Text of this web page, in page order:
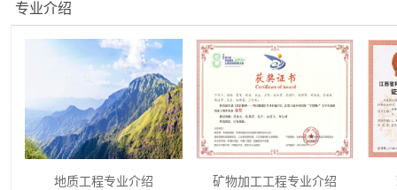
专业介绍
地质工程专业介绍 矿物加工工程专业介绍